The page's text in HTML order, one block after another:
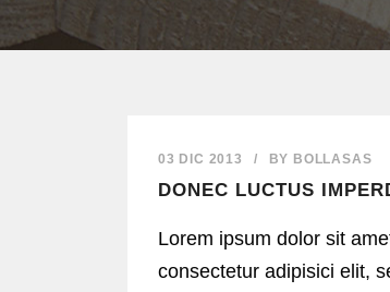
03 DIC 2013 / BY BOLLASAS
DONEC LUCTUS
Lorem ipsum dolor sit
consectetur adipisici elit,